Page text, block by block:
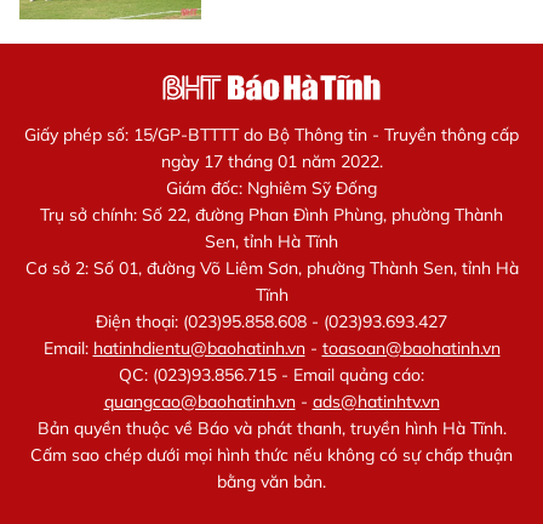
Giấy phép số: 15/GP-BTTTT do Bộ Thông tin - Truyền thông cấp
ngày 17 tháng 01 năm 2022.
Giám đốc: Nghiêm Sỹ Đống
Trụ sở chính: Số 22, đường Phan Đình Phùng, phường Thành
Sen, tỉnh Hà Tĩnh
Cơ sở 2: Số 01, đường Võ Liêm Sơn, phường Thành Sen, tỉnh Hà
Tĩnh
Điện thoại: (023)95.858.608 - (023)93.693.427
Email: hatinhdientu@baohatinh.vn- toasoan@baohatinh.vn
QC: (023)93.856.715 - Email quảng cáo:
quangcao@baohatinh.vn- ads@hatinhtv.vn
Bản quyền thuộc về Báo và phát thanh, truyền hình Hà Tĩnh.
Cấm sao chép dưới mọi hình thức nếu không có sự chấp thuận
bằng văn bản.